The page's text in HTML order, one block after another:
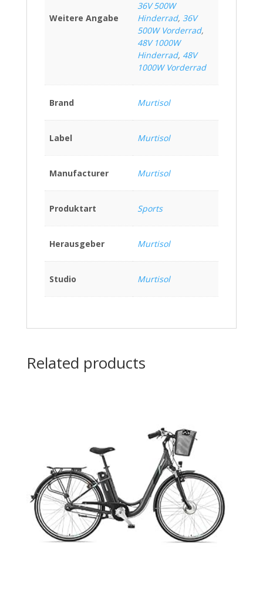
Weitere Angabe
36V 500W
Hinderrad, 36V
500W Vorderrad,
48V 1000W
Hinderrad, 48V
1000W Vorderrad
Brand Murtisol
Label Murtisol
Manufacturer Murtisol
Produktart Sports
Herausgeber Murtisol
Studio Murtisol
Related products